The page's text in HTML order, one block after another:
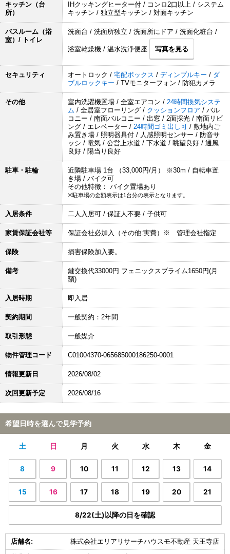
キッチン（台
所）
IHクッキングヒーター付 / コンロ2口以上 / システム
キッチン / 独立型キッチン / 対面キッチン
バスルーム（浴
室）/ トイレ
洗面台 / 洗面所独立 / 洗面所にドア / 洗面化粧台 /
浴室乾燥機 / 温水洗浄便座 写真を見る
セキュリティ オートロック / 宅配ボックス / ディンプルキー / ダ
ブルロックキー / TVモニターフォン / 防犯カメラ
その他 室内洗濯機置場 / 全室エアコン / 24時間換気システ
ム / 全居室フローリング / クッションフロア / バル
コニー / 南面バルコニー / 出窓 / 2面採光 / 南面リビ
ング / エレベーター / 24時間ゴミ出し可 / 敷地内ご
み置き場 / 照明器具付 / 人感照明センサー / 防音サ
ッシ / 電気 / 公営上水道 / 下水道 / 眺望良好 / 通風
良好 / 陽当り良好
駐車・駐輪
近隣駐車場 1台 （33,000円/月） ※30m / 自転車置
き場 / バイク可
その他特徴： バイク置場あり
※駐車場の金額表示は1台分の表示となります。
入居条件 二人入居可 / 保証人不要 / 子供可
家賃保証会社等 保証会社必加入（その他:実費）※ 管理会社指定
保険 損害保険加入要。
備考
鍵交換代33000円 フェニックスプライム1650円(月
額)
入居時期 即入居
契約期間 一般契約：2年間
取引形態 一般媒介
物件管理コード C01004370-065685000186250-0001
情報更新日 2026/08/02
次回更新予定 2026/08/16
希望日時を選んで見学予約
土 日 月 火 水 木 金
8 9 10 11 12 13 14
15 16 17 18 19 20 21
8/22(土)以降の日を確認
店舗名: 株式会社エリアリサーチハウスモ不動産 天王寺店